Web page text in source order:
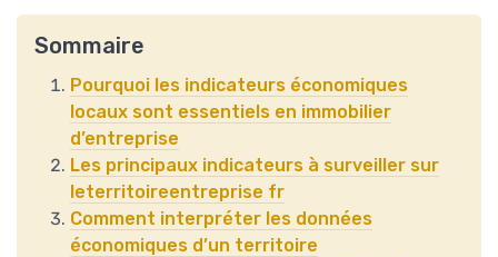
Sommaire
Pourquoi les indicateurs économiques
locaux sont essentiels en immobilier
d’entreprise
Les principaux indicateurs à surveiller sur
leterritoireentreprise fr
Comment interpréter les données
économiques d’un territoire